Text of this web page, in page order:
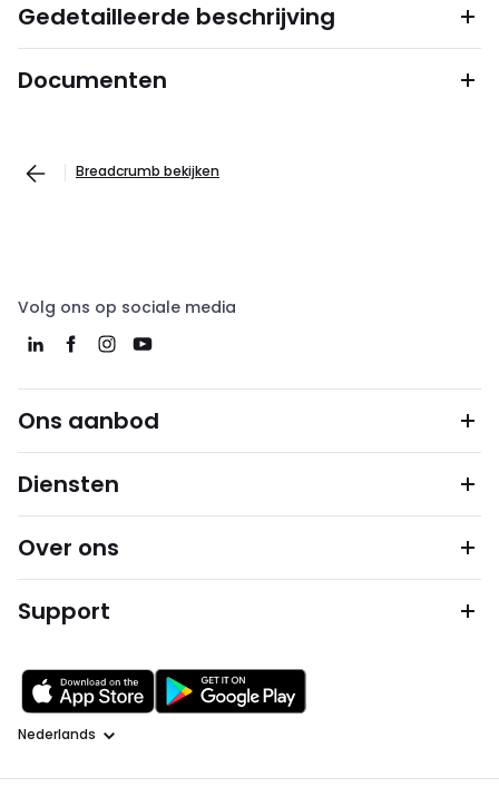
Gedetailleerde beschrijving
Documenten
Breadcrumb bekijken
Volg ons op sociale media
Ons aanbod
Diensten
Over ons
Support
Taal